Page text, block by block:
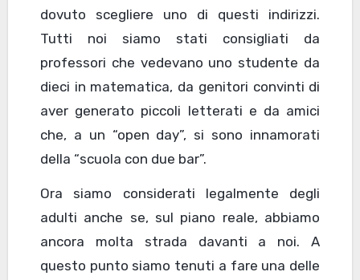
dovuto scegliere uno di questi indirizzi.
Tutti noi siamo stati consigliati da
professori che vedevano uno studente da
dieci in matematica, da genitori convinti di
aver generato piccoli letterati e da amici
che, a un “open day”, si sono innamorati
della “scuola con due bar”.
Ora siamo considerati legalmente degli
adulti anche se, sul piano reale, abbiamo
ancora molta strada davanti a noi. A
questo punto siamo tenuti a fare una delle